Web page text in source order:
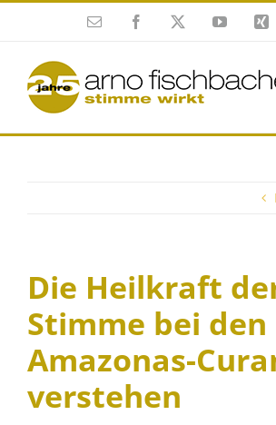
Esmalte
Facebook
YouTube
Die Heilkraft
Stimme bei den
Amazonas-
verstehen